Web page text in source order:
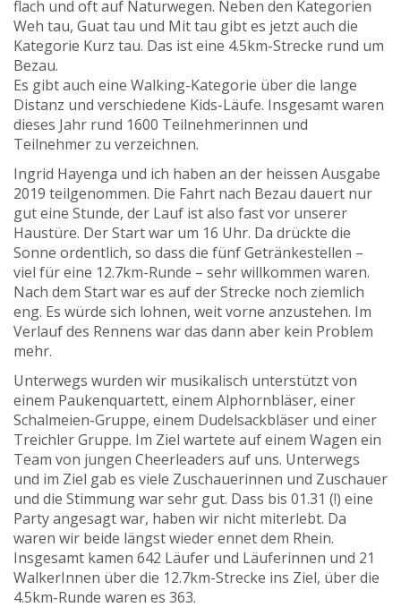
flach und oft auf Naturwegen. Neben den Kategorien
Weh tau, Guat tau und Mit tau gibt es jetzt auch die
Kategorie Kurz tau. Das ist eine 4.5km-Strecke rund um
Bezau.
Es gibt auch eine Walking-Kategorie über die lange
Distanz und verschiedene Kids-Läufe. Insgesamt waren
dieses Jahr rund 1600 Teilnehmerinnen und
Teilnehmer zu verzeichnen.
Ingrid Hayenga und ich haben an der heissen Ausgabe
2019 teilgenommen. Die Fahrt nach Bezau dauert nur
gut eine Stunde, der Lauf ist also fast vor unserer
Haustüre. Der Start war um 16 Uhr. Da drückte die
Sonne ordentlich, so dass die fünf Getränkestellen –
viel für eine 12.7km-Runde – sehr willkommen waren.
Nach dem Start war es auf der Strecke noch ziemlich
eng. Es würde sich lohnen, weit vorne anzustehen. Im
Verlauf des Rennens war das dann aber kein Problem
mehr.
Unterwegs wurden wir musikalisch unterstützt von
einem Paukenquartett, einem Alphornbläser, einer
Schalmeien-Gruppe, einem Dudelsackbläser und einer
Treichler Gruppe. Im Ziel wartete auf einem Wagen ein
Team von jungen Cheerleaders auf uns. Unterwegs
und im Ziel gab es viele Zuschauerinnen und Zuschauer
und die Stimmung war sehr gut. Dass bis 01.31 (!) eine
Party angesagt war, haben wir nicht miterlebt. Da
waren wir beide längst wieder ennet dem Rhein.
Insgesamt kamen 642 Läufer und Läuferinnen und 21
WalkerInnen über die 12.7km-Strecke ins Ziel, über die
4.5km-Runde waren es 363.